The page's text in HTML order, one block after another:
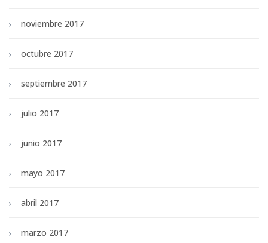
noviembre 2017
octubre 2017
septiembre 2017
julio 2017
junio 2017
mayo 2017
abril 2017
marzo 2017